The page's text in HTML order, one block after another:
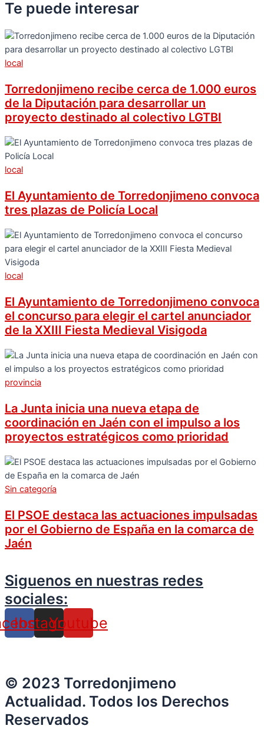
Te puede interesar
local
Torredonjimeno recibe cerca de 1.000 euros
de la Diputación para desarrollar un
proyecto destinado al colectivo LGTBI
local
El Ayuntamiento de Torredonjimeno convoca
tres plazas de Policía Local
local
El Ayuntamiento de Torredonjimeno convoca
el concurso para elegir el cartel anunciador
de la XXIII Fiesta Medieval Visigoda
provincia
La Junta inicia una nueva etapa de
coordinación en Jaén con el impulso a los
proyectos estratégicos como prioridad
Sin categoría
El PSOE destaca las actuaciones impulsadas
por el Gobierno de España en la comarca de
Jaén
Siguenos en nuestras redes
sociales:
Instagram
Youtube
© 2023 Torredonjimeno
Actualidad. Todos los Derechos
Reservados